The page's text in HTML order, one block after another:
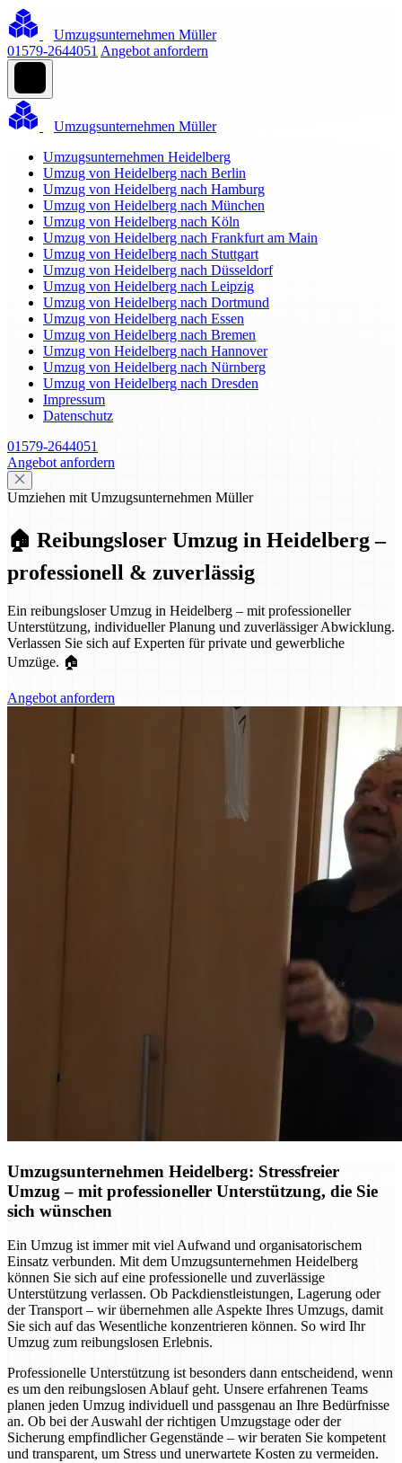
Umzugsunternehmen Müller
01579-2644051 Angebot anfordern
Umzugsunternehmen Müller
Umzugsunternehmen Heidelberg
Umzug von Heidelberg nach Berlin
Umzug von Heidelberg nach Hamburg
Umzug von Heidelberg nach München
Umzug von Heidelberg nach Köln
Umzug von Heidelberg nach Frankfurt am Main
Umzug von Heidelberg nach Stuttgart
Umzug von Heidelberg nach Düsseldorf
Umzug von Heidelberg nach Leipzig
Umzug von Heidelberg nach Dortmund
Umzug von Heidelberg nach Essen
Umzug von Heidelberg nach Bremen
Umzug von Heidelberg nach Hannover
Umzug von Heidelberg nach Nürnberg
Umzug von Heidelberg nach Dresden
Impressum
Datenschutz
01579-2644051
Angebot anfordern
Umziehen mit Umzugsunternehmen Müller
🏠 Reibungsloser Umzug in Heidelberg –
professionell & zuverlässig
Ein reibungsloser Umzug in Heidelberg – mit professioneller
Unterstützung, individueller Planung und zuverlässiger Abwicklung.
Verlassen Sie sich auf Experten für private und gewerbliche
Umzüge. 🏠
Angebot anfordern
Umzugsunternehmen Heidelberg: Stressfreier
Umzug – mit professioneller Unterstützung, die Sie
sich wünschen
Ein Umzug ist immer mit viel Aufwand und organisatorischem
Einsatz verbunden. Mit dem Umzugsunternehmen Heidelberg
können Sie sich auf eine professionelle und zuverlässige
Unterstützung verlassen. Ob Packdienstleistungen, Lagerung oder
der Transport – wir übernehmen alle Aspekte Ihres Umzugs, damit
Sie sich auf das Wesentliche konzentrieren können. So wird Ihr
Umzug zum reibungslosen Erlebnis.
Professionelle Unterstützung ist besonders dann entscheidend, wenn
es um den reibungslosen Ablauf geht. Unsere erfahrenen Teams
planen jeden Umzug individuell und passgenau an Ihre Bedürfnisse
an. Ob bei der Auswahl der richtigen Umzugstage oder der
Sicherung empfindlicher Gegenstände – wir beraten Sie kompetent
und transparent, um Stress und unerwartete Kosten zu vermeiden.